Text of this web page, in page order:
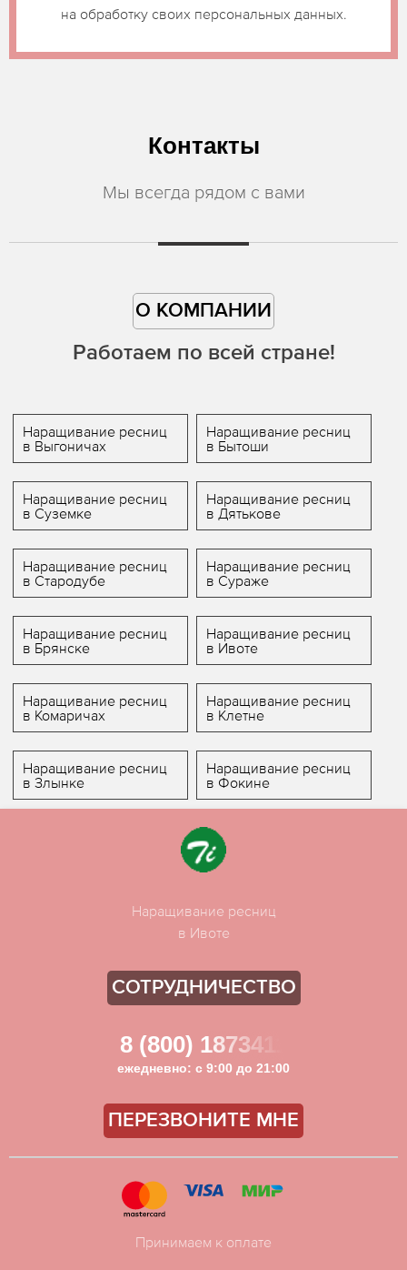
на обработку своих персональных данных.
Контакты
Мы всегда рядом с вами
О КОМПАНИИ
Работаем по всей стране!
Наращивание ресниц
в Выгоничах
Наращивание ресниц
в Бытоши
Наращивание ресниц
в Суземке
Наращивание ресниц
в Дятькове
Наращивание ресниц
в Стародубе
Наращивание ресниц
в Сураже
Наращивание ресниц
в Брянске
Наращивание ресниц
в Ивоте
Наращивание ресниц
в Комаричах
Наращивание ресниц
в Клетне
Наращивание ресниц
в Злынке
Наращивание ресниц
в Фокине
Наращивание ресниц
в Ивоте
СОТРУДНИЧЕСТВО
8 (800) 1873411
ежедневно: с 9:00 до 21:00
ПЕРЕЗВОНИТЕ МНЕ
Принимаем к оплате